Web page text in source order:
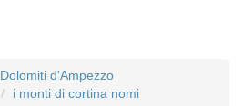
Dolomiti d'Ampezzo
i monti di cortina nomi